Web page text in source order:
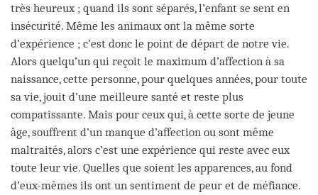
très heureux ; quand ils sont séparés, l’enfant se sent en
insécurité. Même les animaux ont la même sorte
d’expérience ; c’est donc le point de départ de notre vie.
Alors quelqu’un qui reçoit le maximum d’affection à sa
naissance, cette personne, pour quelques années, pour toute
sa vie, jouit d’une meilleure santé et reste plus
compatissante. Mais pour ceux qui, à cette sorte de jeune
âge, souffrent d’un manque d’affection ou sont même
maltraités, alors c’est une expérience qui reste avec eux
toute leur vie. Quelles que soient les apparences, au fond
d’eux-mêmes ils ont un sentiment de peur et de méfiance.